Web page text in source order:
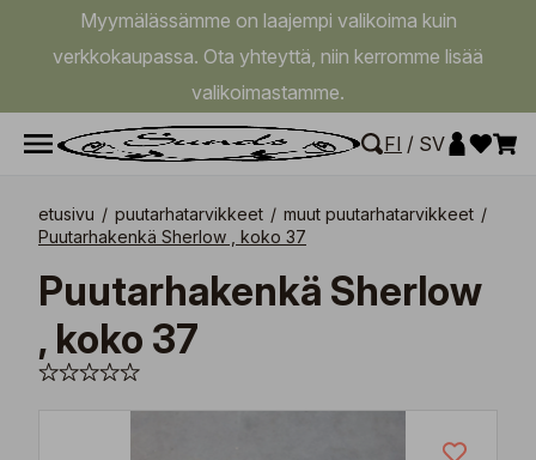
Myymälässämme on laajempi valikoima kuin
verkkokaupassa. Ota yhteyttä, niin kerromme lisää
valikoimastamme.
FI / SV
etusivu / puutarhatarvikkeet / muut puutarhatarvikkeet /
Puutarhakenkä Sherlow , koko 37
Puutarhakenkä Sherlow
, koko 37